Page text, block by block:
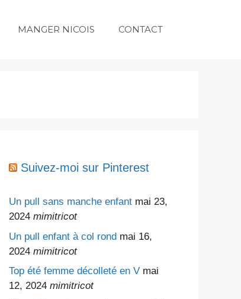
MANGER NICOIS CONTACT
Suivez-moi sur Pinterest
Un pull sans manche enfant mai 23,
2024 mimitricot
Un pull enfant à col rond mai 16,
2024 mimitricot
Top été femme décolleté en V mai
12, 2024 mimitricot